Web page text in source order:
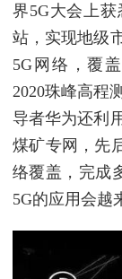
界5G大会上
站，实现地级
5G网络，覆
2020珠峰高程
导者华为还利
煤矿专网，先
络覆盖，完成
5G的应用会越